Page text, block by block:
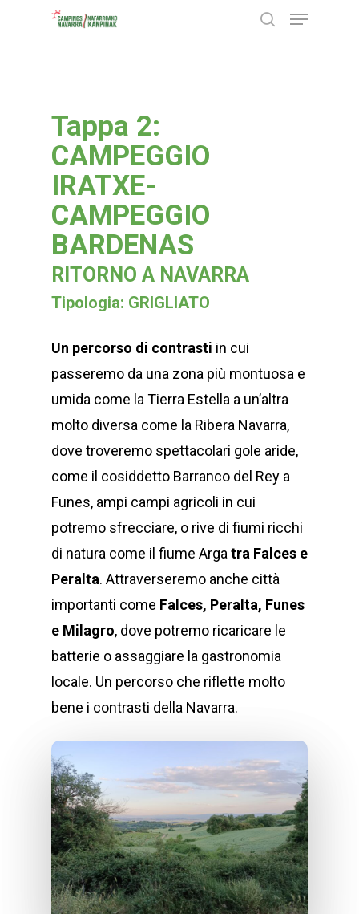
Menu
Tappa 2:
CAMPEGGIO
IRATXE-
CAMPEGGIO
BARDENAS
RITORNO A NAVARRA
Tipologia: GRIGLIATO
Un percorso di contrasti in cui
passeremo da una zona più montuosa e
umida come la Tierra Estella a un’altra
molto diversa come la Ribera Navarra,
dove troveremo spettacolari gole aride,
come il cosiddetto Barranco del Rey a
Funes, ampi campi agricoli in cui
potremo sfrecciare, o rive di fiumi ricchi
di natura come il fiume Arga tra Falces e
Peralta. Attraverseremo anche città
importanti come Falces, Peralta, Funes
e Milagro, dove potremo ricaricare le
batterie o assaggiare la gastronomia
locale. Un percorso che riflette molto
bene i contrasti della Navarra.